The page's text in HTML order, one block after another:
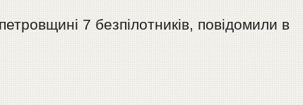
7 безпілотників, повідомили в